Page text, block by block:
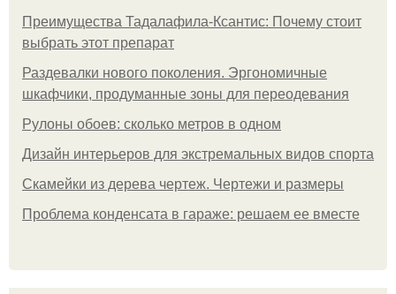
Преимущества Тадалафила-Ксантис: Почему стоит
выбрать этот препарат
Раздевалки нового поколения. Эргономичные
шкафчики, продуманные зоны для переодевания
Рулоны обоев: сколько метров в одном
Дизайн интерьеров для экстремальных видов спорта
Скамейки из дерева чертеж. Чертежи и размеры
Проблема конденсата в гараже: решаем ее вместе